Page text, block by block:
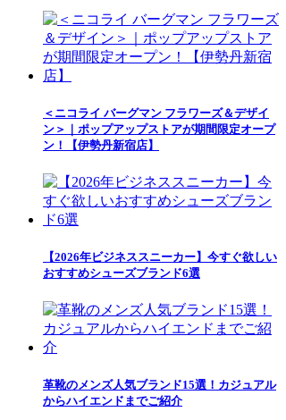
＜ニコライ バーグマン フラワーズ＆デザイ
ン＞｜ポップアップストアが期間限定オープ
ン！【伊勢丹新宿店】
【2026年ビジネススニーカー】今すぐ欲しい
おすすめシューズブランド6選
革靴のメンズ人気ブランド15選！カジュアル
からハイエンドまでご紹介